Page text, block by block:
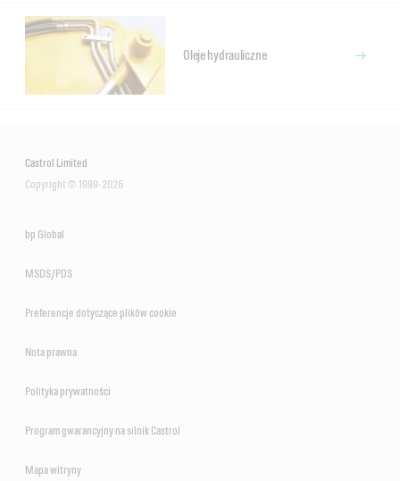
Oleje hydrauliczne
Castrol Limited
Copyright © 1999-2026
bp Global
MSDS/PDS
Preferencje dotyczące plików cookie
Nota prawna
Polityka prywatności
Program gwarancyjny na silnik Castrol
Mapa witryny